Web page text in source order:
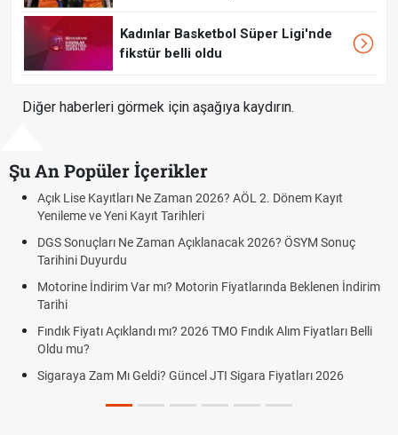
Kadınlar Basketbol Süper Ligi'nde
fikstür belli oldu
Diğer haberleri görmek için aşağıya kaydırın.
Şu An Popüler İçerikler
Ne Zaman 2026? AÖL 2. Dönem Kayıt
Kayıt Tarihleri
Ne Zaman Açıklanacak 2026? ÖSYM Sonuç
Var mı? Motorin Fiyatlarında Beklenen İndirim
Açıklandı mı? 2026 TMO Fındık Alım Fiyatları Belli
Mı Geldi? Güncel JTI Sigara Fiyatları 2026
FENERBAHÇE
Fenerbahçe
Graz link
Fenerbahçe